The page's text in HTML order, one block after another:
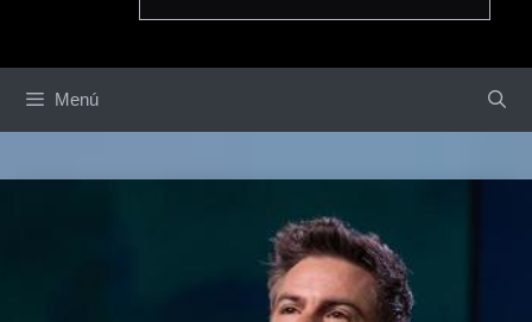
Menú